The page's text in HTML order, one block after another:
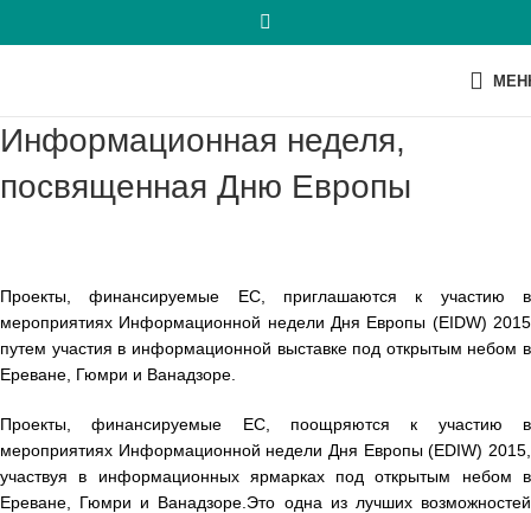
Информационная неделя,
посвященная Дню Европы
Проекты, финансируемые ЕС, приглашаются к участию в
мероприятиях Информационной недели Дня Европы (EIDW) 2015
путем участия в информационной выставке под открытым небом в
Ереване, Гюмри и Ванадзоре.
Проекты, финансируемые ЕС, поощряются к участию в
мероприятиях Информационной недели Дня Европы (EDIW) 2015,
участвуя в информационных ярмарках под открытым небом в
Ереване, Гюмри и Ванадзоре. Это одна из лучших возможностей